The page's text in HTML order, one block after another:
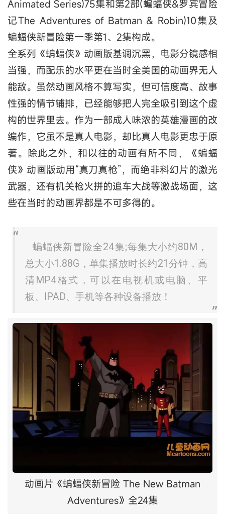
Animated Series)75集和第2部(蝙蝠侠&罗宾冒险
记The Adventures of Batman & Robin)10集及
蝙蝠侠新冒险第一季第1、2集构成。
全系列《蝙蝠侠》动画版基调沉黑，电影分镜感相
当强，而配乐的水平更在当时全美国的动画界无人
能敌。虽然动画风格不算写实，但可信度高、故事
性强的情节铺排，已经能够把人完全吸引到这个虚
构的世界里去。作为一部成人味浓的英雄漫画的改
编作，它虽不是真人电影，却比真人电影更忠于原
著。除此之外，和以往的动画有所不同，《蝙蝠
侠》动画版动用“真刀真枪”，而绝非科幻片的激光
武器，还有机关枪火拼的追车大战等激战场面，这
些在当时的动画界都是不可多得的。
蝙蝠侠新冒险全24集;每集大小约80M，
总大小1.88G，单集播放时长约21分钟，高
清MP4格式，可以在电视机或电脑、平
板、IPAD、手机等各种设备播放！
动画片《蝙蝠侠新冒险 The New Batman
Adventures》全24集